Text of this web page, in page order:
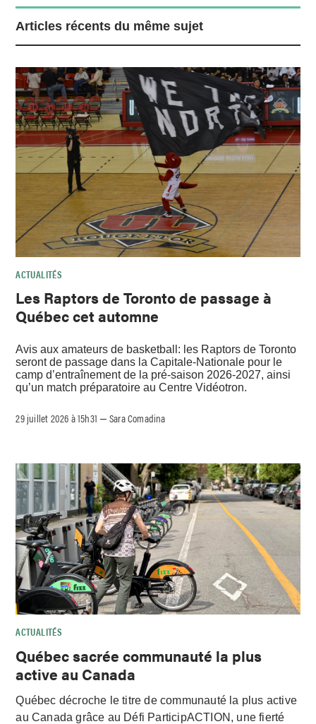
Articles récents du même sujet
ACTUALITÉS
Les Raptors de Toronto de passage à
Québec cet automne
Avis aux amateurs de basketball: les Raptors de Toronto
seront de passage dans la Capitale-Nationale pour le
camp d’entraînement de la pré-saison 2026-2027, ainsi
qu’un match préparatoire au Centre Vidéotron.
29 juillet 2026 à 15h31 –Sara Comadina
ACTUALITÉS
Québec sacrée communauté la plus
active au Canada
Québec décroche le titre de communauté la plus active
au Canada grâce au Défi ParticipACTION, une fierté